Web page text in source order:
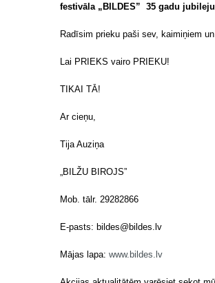
festivāla „BILDES” 35 gadu
Radīsim prieku paši sev, kaimiņiem
Lai PRIEKS vairo PRIEKU!
TIKAI TĀ!
Ar cieņu,
Tija Auziņa
„BILŽU BIROJS”
Mob. tālr. 29282866
E-pasts: bildes@bildes.lv
Mājas lapa: www.bildes.lv